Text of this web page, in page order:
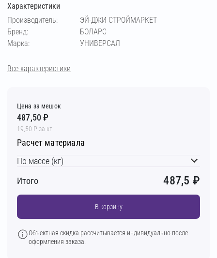
Характеристики
Производитель:
ЭЙ-ДЖИ СТРОЙМАРКЕТ
Бренд:
БОЛАРС
Марка:
УНИВЕРСАЛ
Все характеристики
Цена за мешок
487,50 ₽
19,50 ₽ за кг
Расчет материала
По массе (кг)
Итого
487,5 ₽
В корзину
Объектная скидка рассчитывается индивидуально после
оформления заказа.